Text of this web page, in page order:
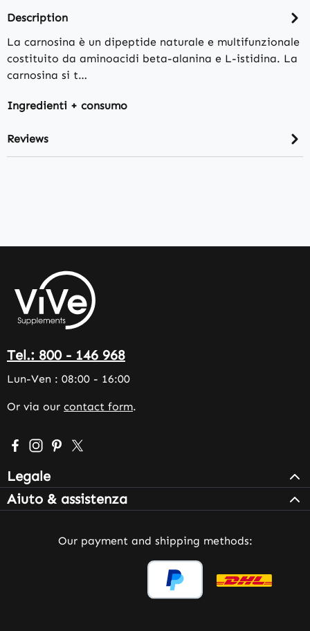
Description
La carnosina è un dipeptide naturale e multifunzionale
costituito da aminoacidi beta-alanina e L-istidina. La
carnosina si t…
Ingredienti + consumo
Reviews
Tel.: 800 - 146 968
Lun-Ven : 08:00 - 16:00
Or via our contact form.
Visit us on Facebook – opens in a new browser tab
Check us out on Instagram – opens in a new
Get inspired on Pinterest – opens in a new
Follow us on X – opens in a new browser
Legale
Aiuto & assistenza
Our payment and shipping methods: